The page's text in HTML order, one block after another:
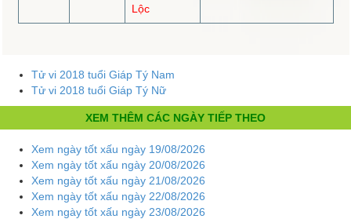
Lộc
Tử vi 2018 tuổi Giáp Tý Nam
Tử vi 2018 tuổi Giáp Tý Nữ
XEM THÊM CÁC NGÀY TIẾP THEO
Xem ngày tốt xấu ngày 19/08/2026
Xem ngày tốt xấu ngày 20/08/2026
Xem ngày tốt xấu ngày 21/08/2026
Xem ngày tốt xấu ngày 22/08/2026
Xem ngày tốt xấu ngày 23/08/2026